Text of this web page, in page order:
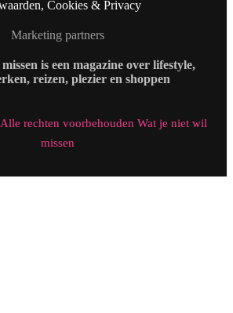
Cookies & Privacy
Marketing partners
is een magazine over lifestyle,
reizen, plezier en shoppen
rechten voorbehouden Wat je niet wil
missen